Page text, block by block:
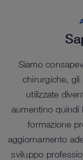
Siamo
chirurgiche, gli
utilizzate
aumentino quindi
formazione
aggiornamento
sviluppo